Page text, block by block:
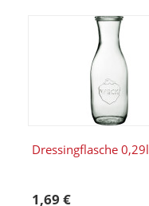
Dressingflasche 0,29l
1,69 €